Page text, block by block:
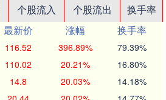
个股流入 个股流出
换手率
最新价 涨幅
换手率
116.52 396.89% 79.39%
110.02 20.21% 16.80%
14.8 20.03% 14.18%